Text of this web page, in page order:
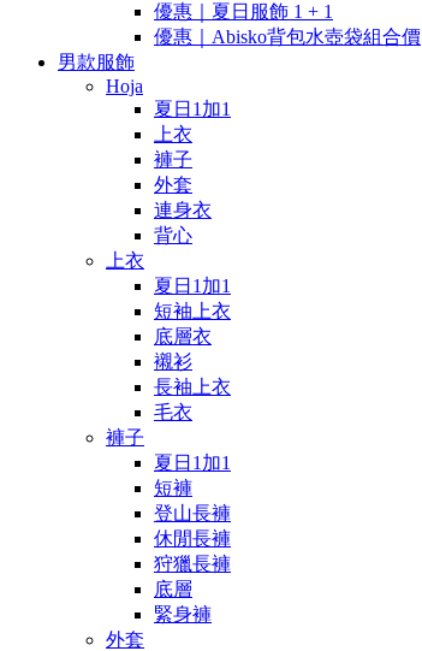
優惠｜夏日服飾 1 + 1
優惠｜Abisko背包水壺袋組合價
男款服飾
Hoja
夏日1加1
上衣
褲子
外套
連身衣
背心
上衣
夏日1加1
短袖上衣
底層衣
襯衫
長袖上衣
毛衣
褲子
夏日1加1
短褲
登山長褲
休閒長褲
狩獵長褲
底層
緊身褲
外套